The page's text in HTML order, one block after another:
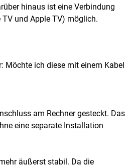
hinaus ist eine Verbindung
und Apple TV) möglich.
Möchte ich diese mit einem Kabel
am Rechner gesteckt. Das
eine separate Installation
äußerst stabil. Da die